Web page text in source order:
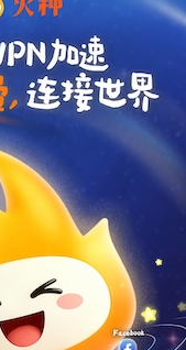
支持 [0] 反对 [0]
支持
快连加速器